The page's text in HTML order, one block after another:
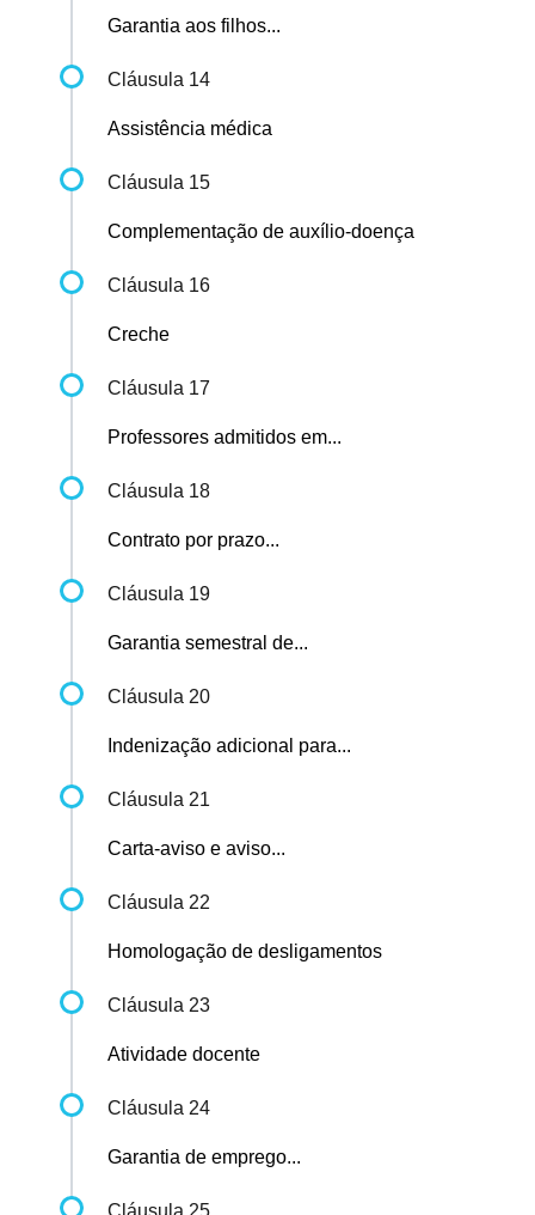
Garantia aos filhos...
Cláusula 14
Assistência médica
Cláusula 15
Complementação de auxílio-doença
Cláusula 16
Creche
Cláusula 17
Professores admitidos em...
Cláusula 18
Contrato por prazo...
Cláusula 19
Garantia semestral de...
Cláusula 20
Indenização adicional para...
Cláusula 21
Carta-aviso e aviso...
Cláusula 22
Homologação de desligamentos
Cláusula 23
Atividade docente
Cláusula 24
Garantia de emprego...